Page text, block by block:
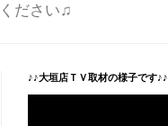
ださい♫
♪♪大垣店ＴＶ取材の様子です♪♪